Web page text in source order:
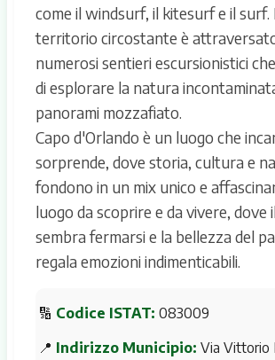
come il windsurf, il kitesurf e il
territorio circostante è
numerosi sentieri escursionistici
di esplorare la natura
panorami mozzafiato.
Capo d'Orlando è un luogo che
sorprende, dove storia, cultura e
fondono in un mix unico e
luogo da scoprire e da vivere, dove
sembra fermarsi e la bellezza del
regala emozioni indimenticabili.
🔢 Codice ISTAT: 083009
📍 Indirizzo Municipio: Via Vittorio